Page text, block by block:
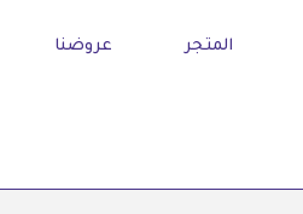
المتجر عروضنا